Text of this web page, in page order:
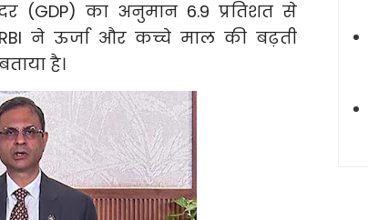
(GDP) का अनुमान 6.9 प्रतिशत से
ने ऊर्जा और कच्चे माल की बढ़ती
है।